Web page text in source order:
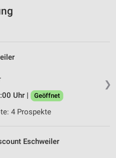
❯
Uhr |
Geöffnet
4 Prospekte
Eschweiler